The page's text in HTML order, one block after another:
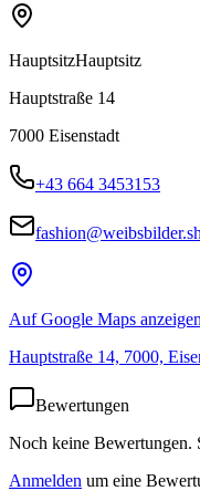
HauptsitzHauptsitz
Hauptstraße 14
7000 Eisenstadt
+43 664 3453153
Auf Google Maps anzeigen
Hauptstraße 14, 7000,
Bewertungen
Noch keine Bewertungen.
Anmelden um eine